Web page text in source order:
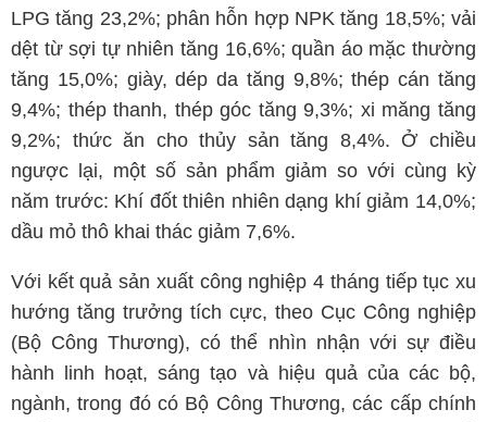
LPG tăng 23,2%; phân hỗn hợp NPK tăng 18,5%; vải
dệt từ sợi tự nhiên tăng 16,6%; quần áo mặc thường
tăng 15,0%; giày, dép da tăng 9,8%; thép cán tăng
9,4%; thép thanh, thép góc tăng 9,3%; xi măng tăng
9,2%; thức ăn cho thủy sản tăng 8,4%. Ở chiều
ngược lại, một số sản phẩm giảm so với cùng kỳ
năm trước: Khí đốt thiên nhiên dạng khí giảm 14,0%;
dầu mỏ thô khai thác giảm 7,6%.
Với kết quả sản xuất công nghiệp 4 tháng tiếp tục xu
hướng tăng trưởng tích cực, theo Cục Công nghiệp
(Bộ Công Thương), có thể nhìn nhận với sự điều
hành linh hoạt, sáng tạo và hiệu quả của các bộ,
ngành, trong đó có Bộ Công Thương, các cấp chính